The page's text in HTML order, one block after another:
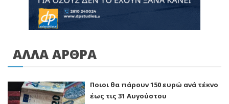
ΑΛΛΑ ΑΡΘΡΑ
Ποιοι θα πάρουν 150 ευρώ ανά τέκνο
έως τις 31 Αυγούστου